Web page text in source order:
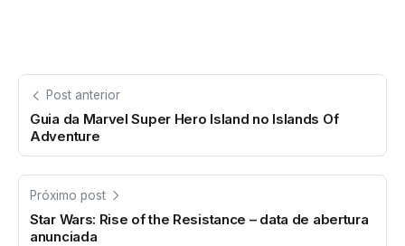
Post anterior
Guia da Marvel Super Hero Island no Islands Of
Adventure
Próximo post
Star Wars: Rise of the Resistance – data de abertura
anunciada